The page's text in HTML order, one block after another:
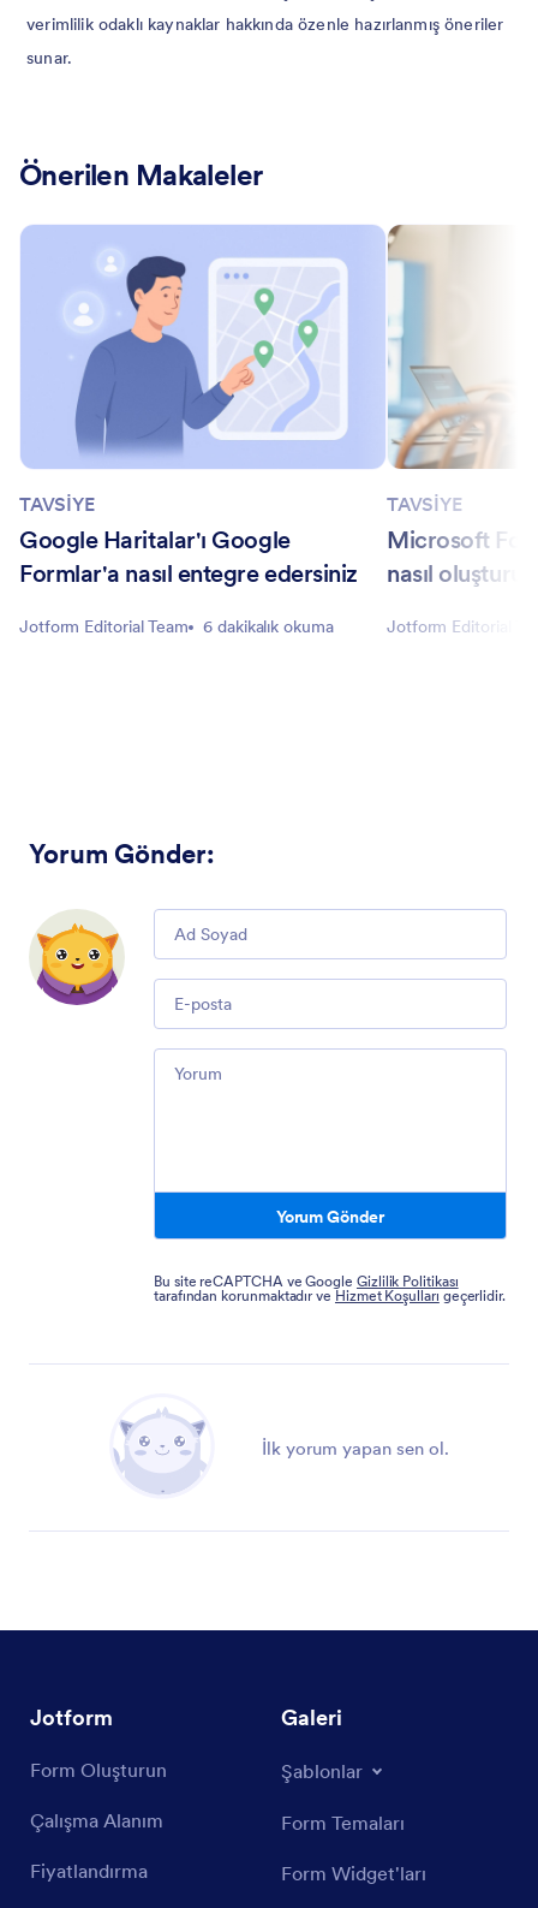
verimlilik odaklı kaynaklar hakkında özenle hazırlanmış öneriler
sunar.
Önerilen Makaleler
TAVSİYE
Google Haritalar'ı Google
Formlar'a nasıl entegre edersiniz
Jotform Editorial Team 6 dakikalık okuma
TAVSİYE
Microsoft
nasıl
Jotform Editorial
Yorum Gönder:
Yorum Gönder
Bu site reCAPTCHA ve Google Gizlilik Politikası
tarafından korunmaktadır ve Hizmet Koşulları geçerlidir.
İlk yorum yapan sen ol.
Jotform
Form Oluşturun
Çalışma Alanım
Fiyatlandırma
Galeri
Şablonlar
Form Temaları
Form Widget'ları